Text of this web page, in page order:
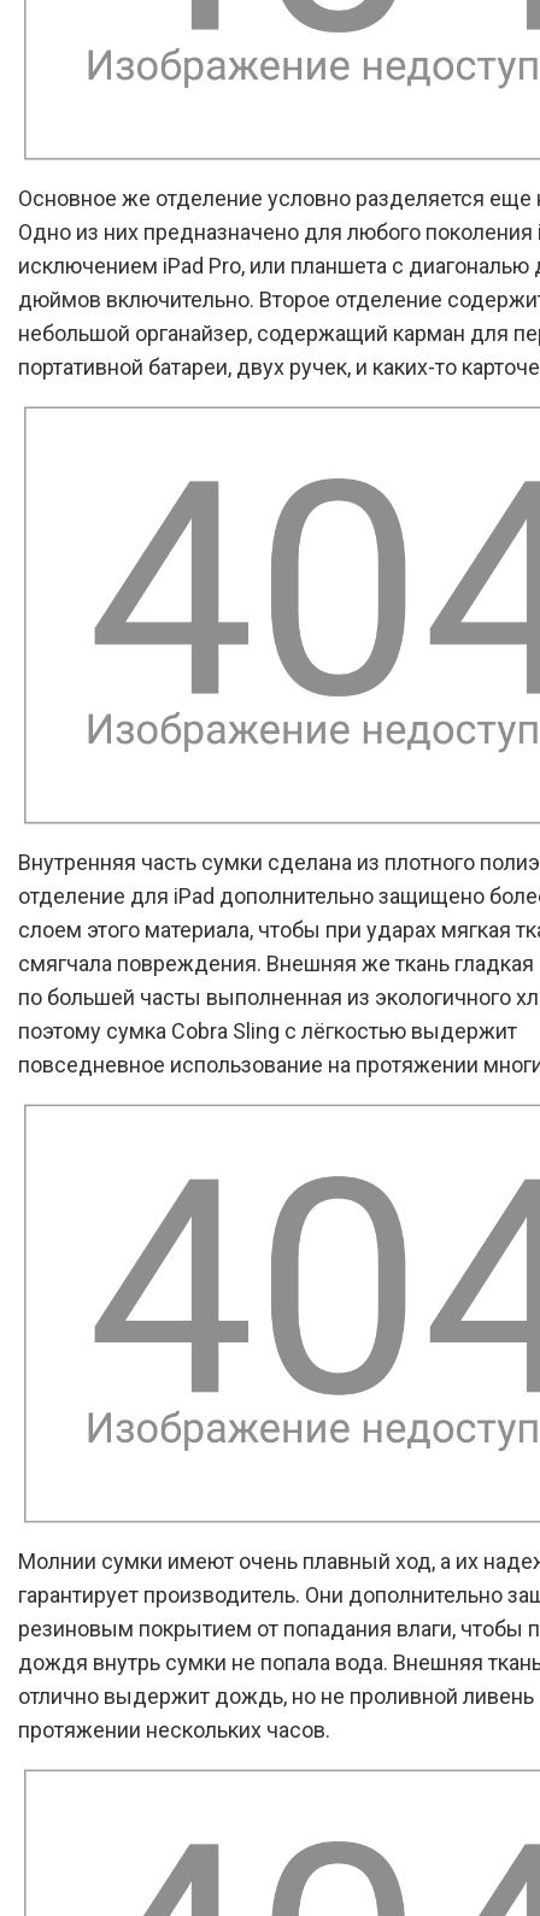
Основное же отделение условно разделяется еще
Одно из них предназначено для любого поколения
исключением iPad Pro, или планшета с диагональю
дюймов включительно. Второе отделение
небольшой органайзер, содержащий карман для
портативной батареи, двух ручек, и каких-то
Внутренняя часть сумки сделана из плотного
отделение для iPad дополнительно защищено
слоем этого материала, чтобы при ударах мягкая
смягчала повреждения. Внешняя же ткань гладкая
по большей часты выполненная из экологичного
поэтому сумка Cobra Sling с лёгкостью выдержит
повседневное использование на протяжении
Молнии сумки имеют очень плавный ход, а их
гарантирует производитель. Они дополнительно
резиновым покрытием от попадания влаги, чтобы
дождя внутрь сумки не попала вода. Внешняя
отлично выдержит дождь, но не проливной ливень
протяжении нескольких часов.